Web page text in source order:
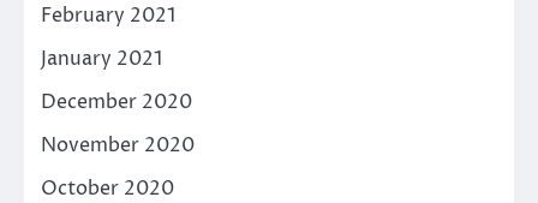
February 2021
January 2021
December 2020
November 2020
October 2020